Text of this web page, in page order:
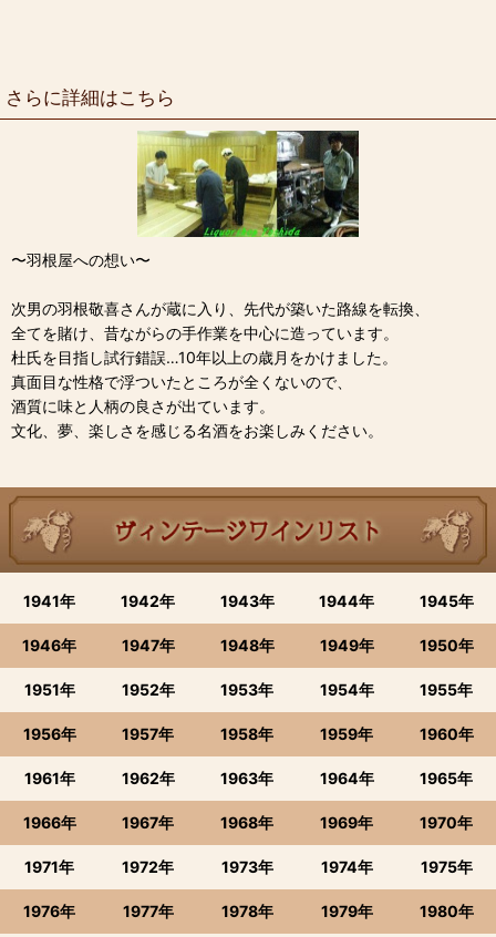
さらに詳細はこちら
〜羽根屋への想い〜
次男の羽根敬喜さんが蔵に入り、先代が築いた路線を転換、
全てを賭け、昔ながらの手作業を中心に造っています。
杜氏を目指し試行錯誤…10年以上の歳月をかけました。
真面目な性格で浮ついたところが全くないので、
酒質に味と人柄の良さが出ています。
文化、夢、楽しさを感じる名酒をお楽しみください。
1941年 1942年 1943年 1944年 1945年
1946年 1947年 1948年 1949年 1950年
1951年 1952年 1953年 1954年 1955年
1956年 1957年 1958年 1959年 1960年
1961年 1962年 1963年 1964年 1965年
1966年 1967年 1968年 1969年 1970年
1971年 1972年 1973年 1974年 1975年
1976年 1977年 1978年 1979年 1980年